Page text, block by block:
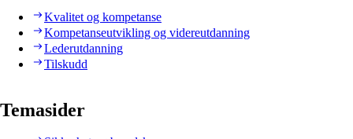
Kvalitet og kompetanse
Kompetanseutvikling og videreutdanning
Lederutdanning
Tilskudd
Temasider